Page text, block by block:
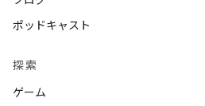
ポッドキャスト
探索
ゲーム